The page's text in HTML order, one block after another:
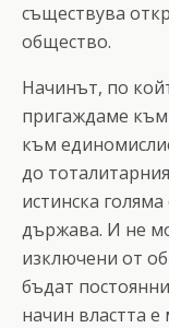
съществува
общество.
Начинът, по
пригаждаме към
към
до
истинска
държава. И не
изключени от
бъдат
начин властта